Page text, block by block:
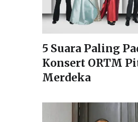
5 Suara Paling
Konsert ORTM
Merdeka